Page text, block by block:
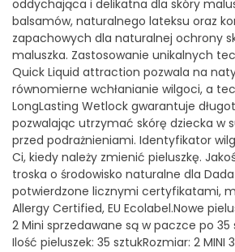
oddychająca i delikatna dla skóry
balsamów, naturalnego lateksu oraz
zapachowych dla naturalnej ochrony
maluszka. Zastosowanie unikalnych
Quick Liquid attraction pozwala na
równomierne wchłanianie wilgoci, a
LongLasting Wetlock gwarantuje
pozwalając utrzymać skórę dziecka w
przed podrażnieniami. Identyfikator
Ci, kiedy należy zmienić pieluszkę.
troska o środowisko naturalne dla
potwierdzone licznymi certyfikatami,
Allergy Certified, EU Ecolabel.Nowe
2 Mini sprzedawane są w paczce po
Ilość pieluszek: 35 sztukRozmiar: 2 MINI